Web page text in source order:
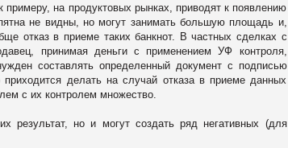
на продуктовых рынках, приводят к появлению
не видны, но могут занимать большую площадь и,
отказ в приеме таких банкнот. В частных сделках с
принимая деньги с применением УФ контроля,
составлять определенный документ с подписью
делать на случай отказа в приеме данных
с их контролем множество.
результат, но и могут создать ряд негативных (для